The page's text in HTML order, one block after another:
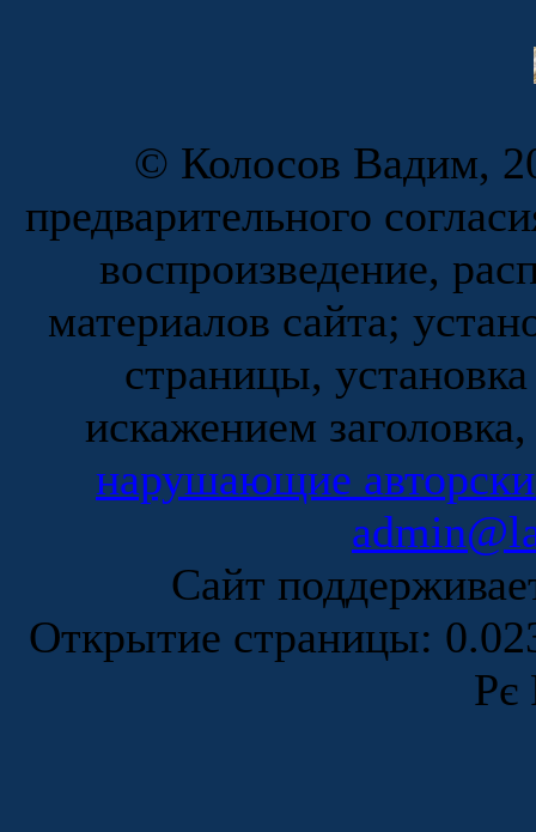
© Колосов Вадим,
предварительного
воспроизведение,
материалов сайта;
страницы,
искажением
нарушающие
Сайт
Открытие страницы:
Рє